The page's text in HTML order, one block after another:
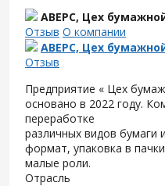
АВЕРС, Цех
Отзыв О компании
АВЕРС, Цех
Отзыв
Предприятие « Цех
основано в 2022 году.
переработке
различных видов бумаги
формат, упаковка в
малые роли.
Отрасль